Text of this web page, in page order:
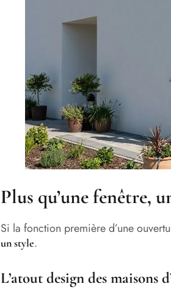
Plus qu’une fenêtre,
Si la fonction première d’une
un style.
L’atout design des maisons